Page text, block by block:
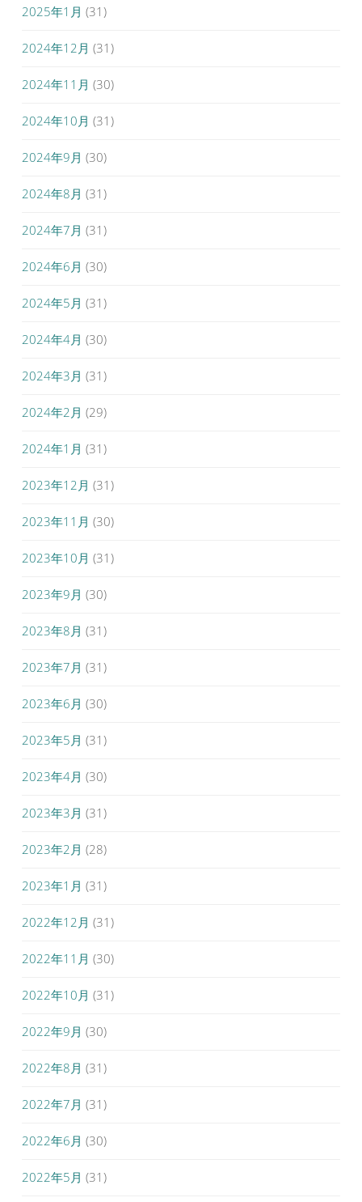
2025年1月 (31)
2024年12月 (31)
2024年11月 (30)
2024年10月 (31)
2024年9月 (30)
2024年8月 (31)
2024年7月 (31)
2024年6月 (30)
2024年5月 (31)
2024年4月 (30)
2024年3月 (31)
2024年2月 (29)
2024年1月 (31)
2023年12月 (31)
2023年11月 (30)
2023年10月 (31)
2023年9月 (30)
2023年8月 (31)
2023年7月 (31)
2023年6月 (30)
2023年5月 (31)
2023年4月 (30)
2023年3月 (31)
2023年2月 (28)
2023年1月 (31)
2022年12月 (31)
2022年11月 (30)
2022年10月 (31)
2022年9月 (30)
2022年8月 (31)
2022年7月 (31)
2022年6月 (30)
2022年5月 (31)